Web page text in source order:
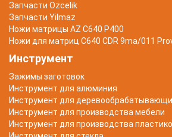
Запчасти Ozcelik
Запчасти Yilmaz
Ножи матрицы AZ C640 P400
Ножи для матриц C640 CDR 9ma/011
Инструмент
Зажимы заготовок
Инструмент для алюминия
Инструмент для
Инструмент для производства мебели
Инструмент для производства